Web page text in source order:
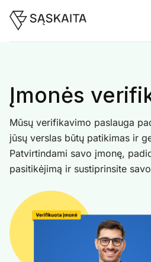
Įmonės
Mūsų verifikavimo paslauga
jūsų verslas būtų patikimas ir
Patvirtindami savo įmonę,
pasitikėjimą ir sustiprinsite